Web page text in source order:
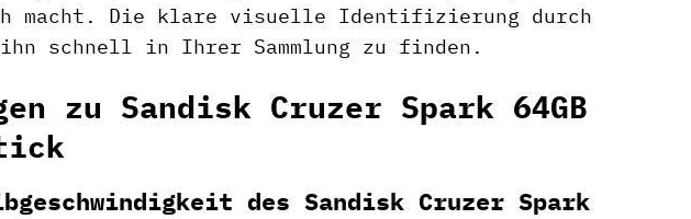
macht. Die klare visuelle Identifizierung durch
schnell in Ihrer Sammlung zu finden.
zu Sandisk Cruzer Spark 64GB
des Sandisk Cruzer Spark